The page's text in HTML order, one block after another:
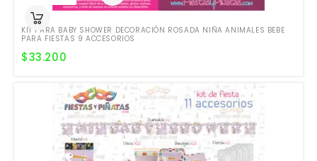
KIT PARA BABY SHOWER DECORACIÓN ROSADA NIÑA ANIMALES BEBE
PARA FIESTAS 9 ACCESORIOS
$33.200